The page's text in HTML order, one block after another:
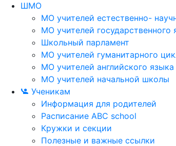
ШМО
МО учителей естественно-
МО учителей государственного
Школьный парламент
МО учителей гуманитарного
МО учителей английского языка
МО учителей начальной школы
Ученикам
Информация для родителей
Расписание ABC school
Кружки и секции
Полезные и важные ссылки